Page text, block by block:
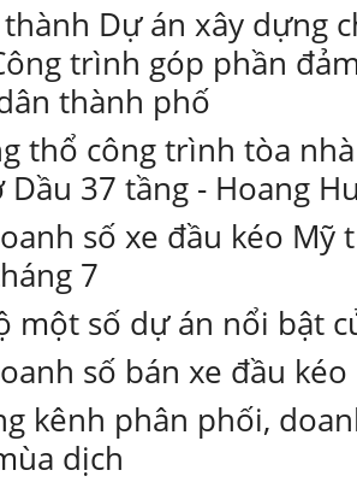
Dự án xây dựng
trình góp phần
thành phố
thổ công trình tòa
Dầu 37 tầng - Hoang
số xe đầu kéo
7
một số dự án nổi bật
số bán xe đầu
kênh phân phối,
dịch